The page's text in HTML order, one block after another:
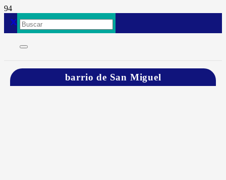
barrio de San Miguel